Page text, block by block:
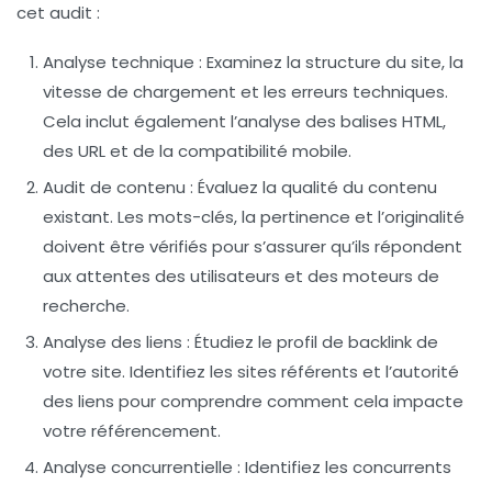
cet audit :
Analyse technique : Examinez la structure du site, la
vitesse de chargement et les erreurs techniques.
Cela inclut également l’analyse des balises HTML,
des URL et de la compatibilité mobile.
Audit de contenu : Évaluez la qualité du contenu
existant. Les mots-clés, la pertinence et l’originalité
doivent être vérifiés pour s’assurer qu’ils répondent
aux attentes des utilisateurs et des moteurs de
recherche.
Analyse des liens : Étudiez le profil de backlinkde
votre site. Identifiez les sites référents et l’autorité
des liens pour comprendre comment cela impacte
votre référencement.
Analyse concurrentielle : Identifiez les concurrents